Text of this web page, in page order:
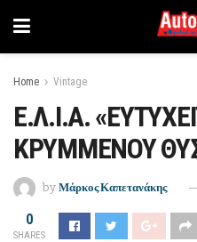
Home Vintage
Ε.Λ.Ι.Α.
ΚΡΥΜΜΕΝΟΥ
by Μάρκος Καπετανάκης
0
SHARES